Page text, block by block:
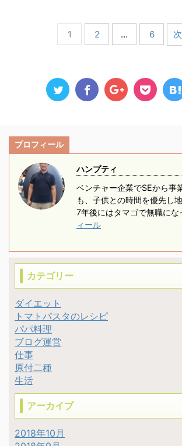
い？なんて思う人が多い
のもうなずけます。 ビ
で食物繊維もおおくダイ
エットにも良い全粒粉パ
スタ。 なによりせっかく
ブオイル
（おす
挽ひき
片 きのこ
き等。無
とトマトの組み合わせは
安定のおいしさ。 我が
ップは使いません。 代わ
りにトマト缶を使いま
ーを入れて 何となく本格
的な？味になるようにし
ています。 我が家では
ごはんにもかけたり、少
なくなったら パンに乗せ
て食べる事もあります！
何でもあうおすすめのパ
スタソースです。 特に食
です！ &nbsp ...
を紹介し
場所は
ころば
は温泉に
ができま
していま
ればと
に日帰り
思うけど
で ...
1 2 … 6
プロフィール
ハンプティ
ベンチャー企業でSEから事
も、子供との時間を優先し
7年後にはタマゴで無職にな
ィール
カテゴリー
ダイエット
トマトパスタのレシピ
パパ料理
ブログ運営
仕事
原付二種
生活
アーカイブ
2018年10月